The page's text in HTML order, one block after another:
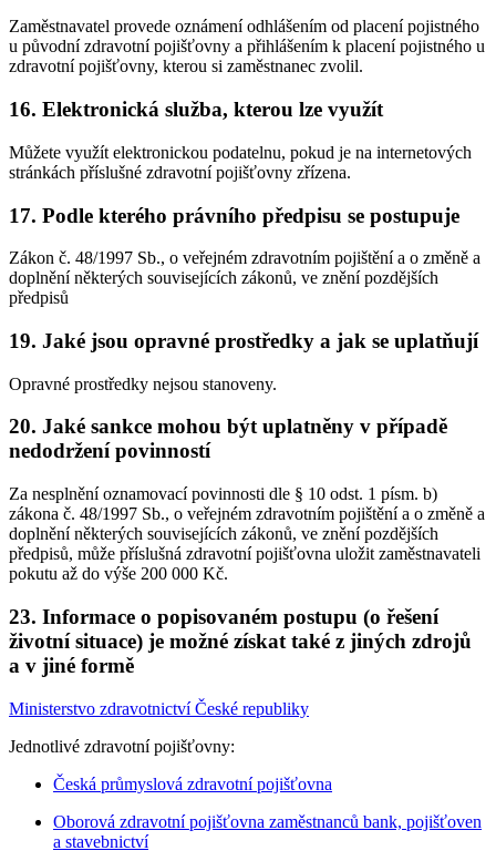
Zaměstnavatel provede oznámení odhlášením od placení pojistného
u původní zdravotní pojišťovny a přihlášením k placení pojistného u
zdravotní pojišťovny, kterou si zaměstnanec zvolil.
16. Elektronická služba, kterou lze využít
Můžete využít elektronickou podatelnu, pokud je na internetových
stránkách příslušné zdravotní pojišťovny zřízena.
17. Podle kterého právního předpisu se postupuje
Zákon č. 48/1997 Sb., o veřejném zdravotním pojištění a o změně a
doplnění některých souvisejících zákonů, ve znění pozdějších
předpisů
19. Jaké jsou opravné prostředky a jak se uplatňují
Opravné prostředky nejsou stanoveny.
20. Jaké sankce mohou být uplatněny v případě
nedodržení povinností
Za nesplnění oznamovací povinnosti dle § 10 odst. 1 písm. b)
zákona č. 48/1997 Sb., o veřejném zdravotním pojištění a o změně a
doplnění některých souvisejících zákonů, ve znění pozdějších
předpisů, může příslušná zdravotní pojišťovna uložit zaměstnavateli
pokutu až do výše 200 000 Kč.
23. Informace o popisovaném postupu (o řešení
životní situace) je možné získat také z jiných zdrojů
a v jiné formě
Ministerstvo zdravotnictví České republiky
Jednotlivé zdravotní pojišťovny:
Česká průmyslová zdravotní pojišťovna
Oborová zdravotní pojišťovna zaměstnanců bank, pojišťoven
a stavebnictví